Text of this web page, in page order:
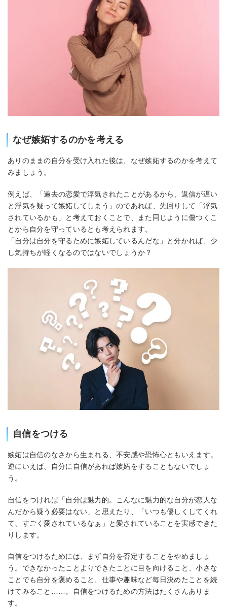
なぜ嫉妬するのかを考える
ありのままの自分を受け入れた後は、なぜ嫉妬するのかを考えて
みましょう。
例えば、「過去の恋愛で浮気されたことがあるから、返信が遅い
と浮気を疑って嫉妬してしまう」のであれば、先回りして「浮気
されているかも」と考えておくことで、また同じように傷つくこ
とから自分を守っているとも考えられます。
「自分は自分を守るために嫉妬しているんだな」と分かれば、少
し気持ちが軽くなるのではないでしょうか？
自信をつける
嫉妬は自信のなさから生まれる、不安感や恐怖心ともいえます。
逆にいえば、自分に自信があれば嫉妬をすることもないでしょ
う。
自信をつければ「自分は魅力的。こんなに魅力的な自分が恋人な
んだから疑う必要はない」と思えたり、「いつも優しくしてくれ
て、すごく愛されているなぁ」と愛されていることを実感できた
りします。
自信をつけるためには、まず自分を否定することをやめましょ
う。できなかったことよりできたことに目を向けること、小さな
ことでも自分を褒めること、仕事や趣味など毎日決めたことを続
けてみること……。自信をつけるための方法はたくさんありま
す。